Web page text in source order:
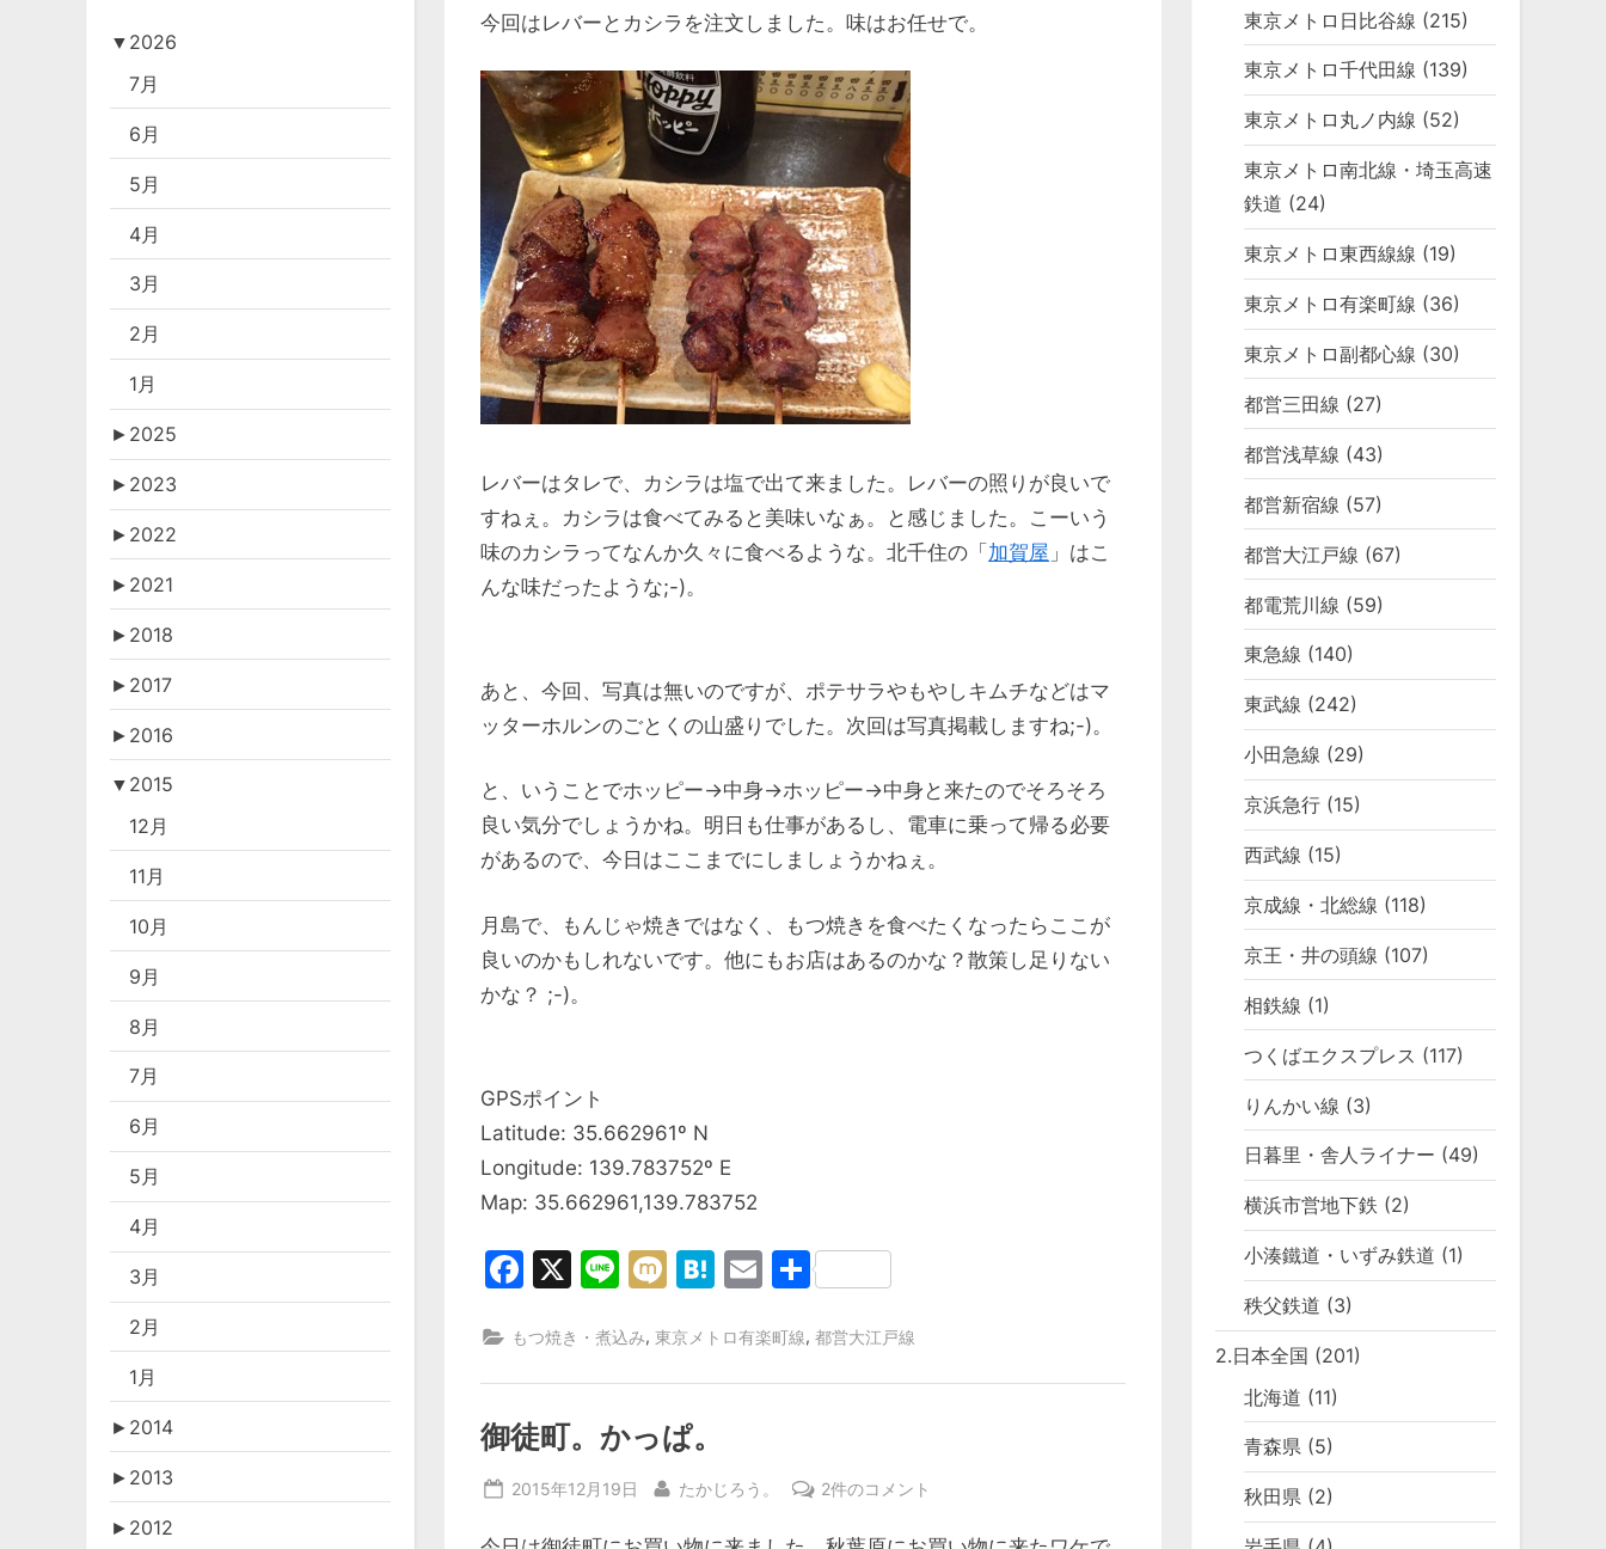
今回はレバーとカシラを注文しました。味はお任せで。
レバーはタレで、カシラは塩で出て来ました。レバーの照りが良いで
すねぇ。カシラは食べてみると美味いなぁ。と感じました。こーいう
味のカシラってなんか久々に食べるような。北千住の「加賀屋 」はこ
んな味だったような;-)。
あと、今回、写真は無いのですが、ポテサラやもやしキムチなどはマ
ッターホルンのごとくの山盛りでした。次回は写真掲載しますね;-)。
と、いうことでホッピー->中身->ホッピー->中身と来たのでそろそろ
良い気分でしょうかね。明日も仕事があるし、電車に乗って帰る必要
があるので、今日はここまでにしましょうかねぇ。
月島で、もんじゃ焼きではなく、もつ焼きを食べたくなったらここが
良いのかもしれないです。他にもお店はあるのかな？散策し足りない
かな？ ;-)。
GPSポイント
Latitude: 35.662961º N
Longitude: 139.783752º E
Map: 35.662961,139.783752
Facebook
X LineMixiHatena
Email
共
もつ焼き・煮込み, 東京メトロ有楽町線, 都営大江戸線
御徒町。かっぱ。
Posted
2015年12月19日 By
たかじろう。
御
2件のコメント
▼ 2026
7月
6月
5月
4月
3月
2月
1月
► 2025
► 2023
► 2022
► 2021
► 2018
► 2017
► 2016
▼ 2015
12月
11月
10月
9月
8月
7月
6月
5月
4月
3月
2月
1月
► 2014
► 2013
► 2012
東京メトロ日比谷線 (215)
東京メトロ千代田線 (139)
東京メトロ丸ノ内線 (52)
東京メトロ南北線・埼玉高速
鉄道 (24)
東京メトロ東西線線 (19)
東京メトロ有楽町線 (36)
東京メトロ副都心線 (30)
都営三田線 (27)
都営浅草線 (43)
都営新宿線 (57)
都営大江戸線 (67)
都電荒川線 (59)
東急線 (140)
東武線 (242)
小田急線 (29)
京浜急行 (15)
西武線 (15)
京成線・北総線 (118)
京王・井の頭線 (107)
相鉄線 (1)
つくばエクスプレス (117)
りんかい線 (3)
日暮里・舎人ライナー (49)
横浜市営地下鉄 (2)
小湊鐵道・いずみ鉄道 (1)
秩父鉄道 (3)
2.日本全国 (201)
北海道 (11)
青森県 (5)
秋田県 (2)